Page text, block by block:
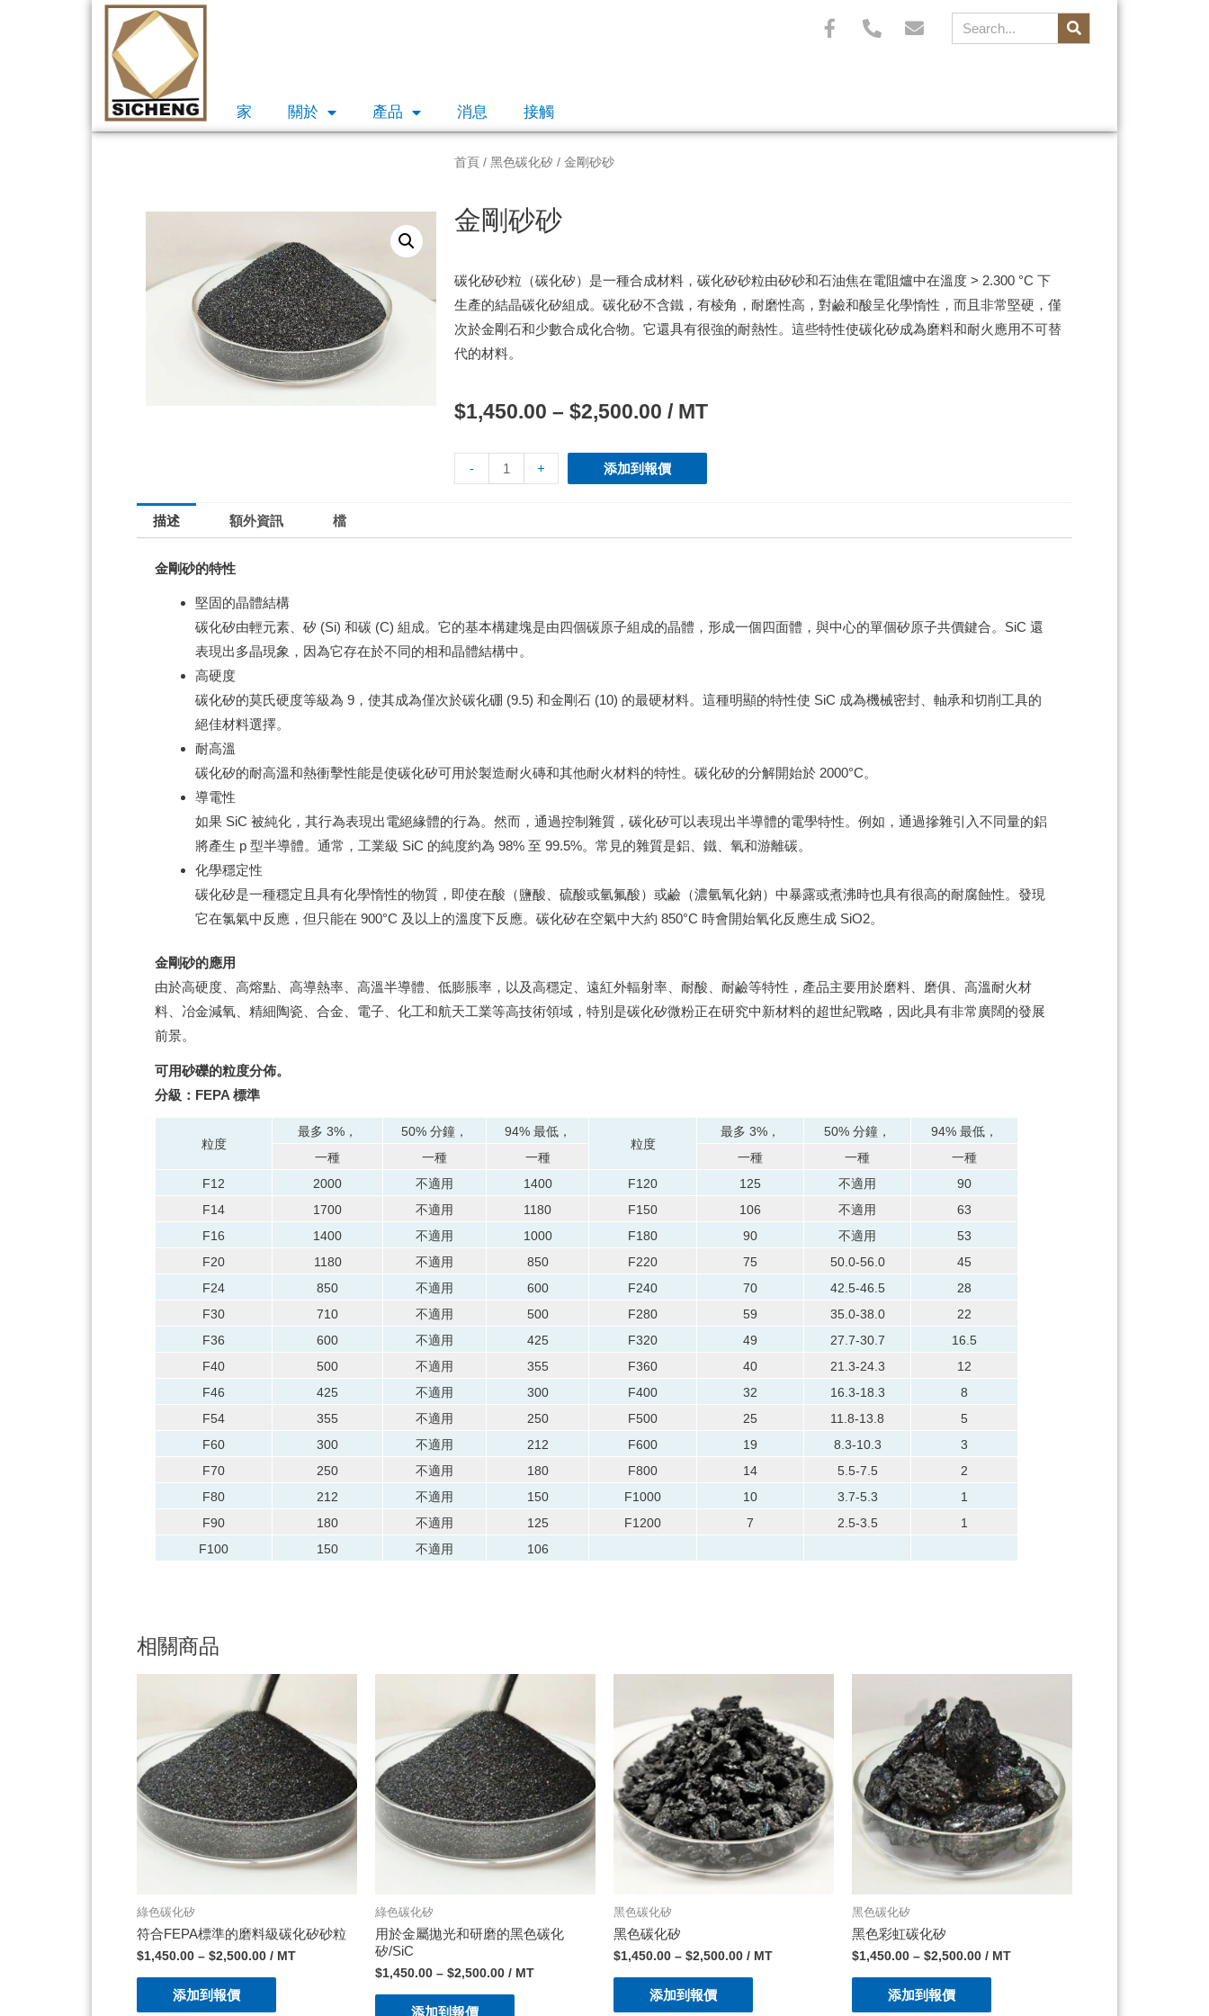
家 關於 產品 消息 接觸
首頁 /黑色碳化矽 / 金剛砂砂
金剛砂砂
碳化矽砂粒（碳化矽）是一種合成材料，碳化矽砂粒由矽砂和石油焦在電阻爐中在溫度 > 2.300 °C 下
生產的結晶碳化矽組成。碳化矽不含鐵，有棱角，耐磨性高，對鹼和酸呈化學惰性，而且非常堅硬，僅
次於金剛石和少數合成化合物。它還具有很強的耐熱性。這些特性使碳化矽成為磨料和耐火應用不可替
代的材料。
$1,450.00 –$2,500.00 / MT
- + 添加到報價
描述 額外資訊 檔
金剛砂的特性
堅固的晶體結構
碳化矽由輕元素、矽 (Si) 和碳 (C) 組成。 它的基本構建塊是由四個碳原子組成的晶體，形成一個四面體，與中心的單個矽原子共價鍵合。 SiC 還
表現出多晶現象，因為它存在於不同的相和晶體結構中。
高硬度
碳化矽的莫氏硬度等級為 9，使其成為僅次於碳化硼 (9.5) 和金剛石 (10) 的最硬材料。 這種明顯的特性使 SiC 成為機械密封、軸承和切削工具的
絕佳材料選擇。
耐高溫
碳化矽的耐高溫和熱衝擊性能是使碳化矽可用於製造耐火磚和其他耐火材料的特性。 碳化矽的分解開始於 2000°C。
導電性
如果 SiC 被純化，其行為表現出電絕緣體的行為。 然而，通過控制雜質，碳化矽可以表現出半導體的電學特性。 例如，通過摻雜引入不同量的鋁
將產生 p 型半導體。 通常，工業級 SiC 的純度約為 98% 至 99.5%。 常見的雜質是鋁、鐵、氧和游離碳。
化學穩定性
碳化矽是一種穩定且具有化學惰性的物質，即使在酸（鹽酸、硫酸或氫氟酸）或鹼（濃氫氧化鈉）中暴露或煮沸時也具有很高的耐腐蝕性。 發現
它在氯氣中反應，但只能在 900°C 及以上的溫度下反應。 碳化矽在空氣中大約 850°C 時會開始氧化反應生成 SiO2。
金剛砂的應用
由於高硬度、高熔點、高導熱率、高溫半導體、低膨脹率，以及高穩定、遠紅外輻射率、耐酸、耐鹼等特性，產品主要用於磨料、磨俱、高溫耐火材
料、冶金減氧、精細陶瓷、合金、電子、化工和航天工業等高技術領域，特別是碳化矽微粉正在研究中新材料的超世紀戰略，因此具有非常廣闊的發展
前景。
可用砂礫的粒度分佈。
分級：FEPA 標準
粒度
最多 3%， 50% 分鐘，
94% 最低，
粒度
最多 3%， 50% 分鐘，
94% 最低，
一種
一種 一種 一種 一種
一種
F12
2000 不適用 1400 F120 125 不適用
90
F14
1700 不適用 1180 F150 106 不適用
63
F16
1400 不適用 1000 F180 90 不適用
53
F20
1180 不適用 850 F220 75 50.0-56.0
45
F24
850 不適用 600 F240 70 42.5-46.5
28
F30
710 不適用 500 F280 59 35.0-38.0
22
F36
600 不適用 425 F320 49 27.7-30.7
16.5
F40
500 不適用 355 F360 40 21.3-24.3
12
F46
425 不適用 300 F400 32 16.3-18.3
8
F54
355 不適用 250 F500 25 11.8-13.8
5
F60
300 不適用 212 F600 19 8.3-10.3
3
F70
250 不適用 180 F800 14 5.5-7.5
2
F80
212 不適用 150 F1000 10 3.7-5.3
1
F90
180 不適用 125 F1200 7 2.5-3.5
1
F100
150 不適用 106
相關商品
綠色碳化矽
符合FEPA標準的磨料級碳化矽砂粒
$1,450.00 – $2,500.00 / MT
添加到報價
綠色碳化矽
用於金屬拋光和研磨的黑色碳化
矽/SiC
$1,450.00 – $2,500.00 / MT
添加到報價
黑色碳化矽
黑色碳化矽
$1,450.00 – $2,500.00 / MT
添加到報價
黑色碳化矽
黑色彩虹碳化矽
$1,450.00 – $2,500.00 / MT
添加到報價